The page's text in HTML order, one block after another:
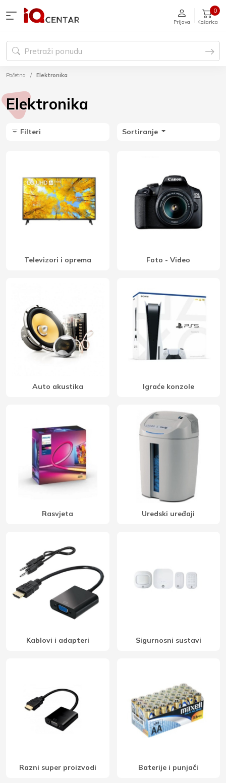
Prijava Košarica
0
Početna Elektronika
Elektronika
Filteri Sortiranje
Televizori i oprema Foto - Video
Auto akustika Igraće konzole
Rasvjeta Uredski uređaji
Kablovi i adapteri Sigurnosni sustavi
Razni super proizvodi Baterije i punjači